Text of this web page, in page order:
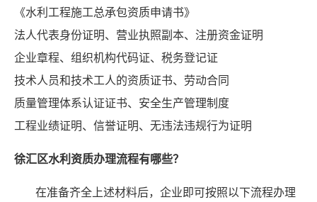
《水利工程施工总承包资质申请书》
法人代表身份证明、营业执照副本、注册资金证明
企业章程、组织机构代码证、税务登记证
技术人员和技术工人的资质证书、劳动合同
质量管理体系认证证书、安全生产管理制度
工程业绩证明、信誉证明、无违法违规行为证明
徐汇区水利资质办理流程有哪些？
在准备齐全上述材料后，企业即可按照以下流程办理